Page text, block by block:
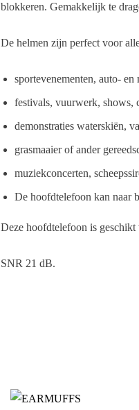
blokkeren. Gemakkelijk te
De helmen zijn perfect voor
sportevenementen, auto-
festivals, vuurwerk, shows,
demonstraties waterskiën,
grasmaaier of ander
muziekconcerten,
De hoofdtelefoon kan naar
Deze hoofdtelefoon is geschikt
SNR 21 dB.